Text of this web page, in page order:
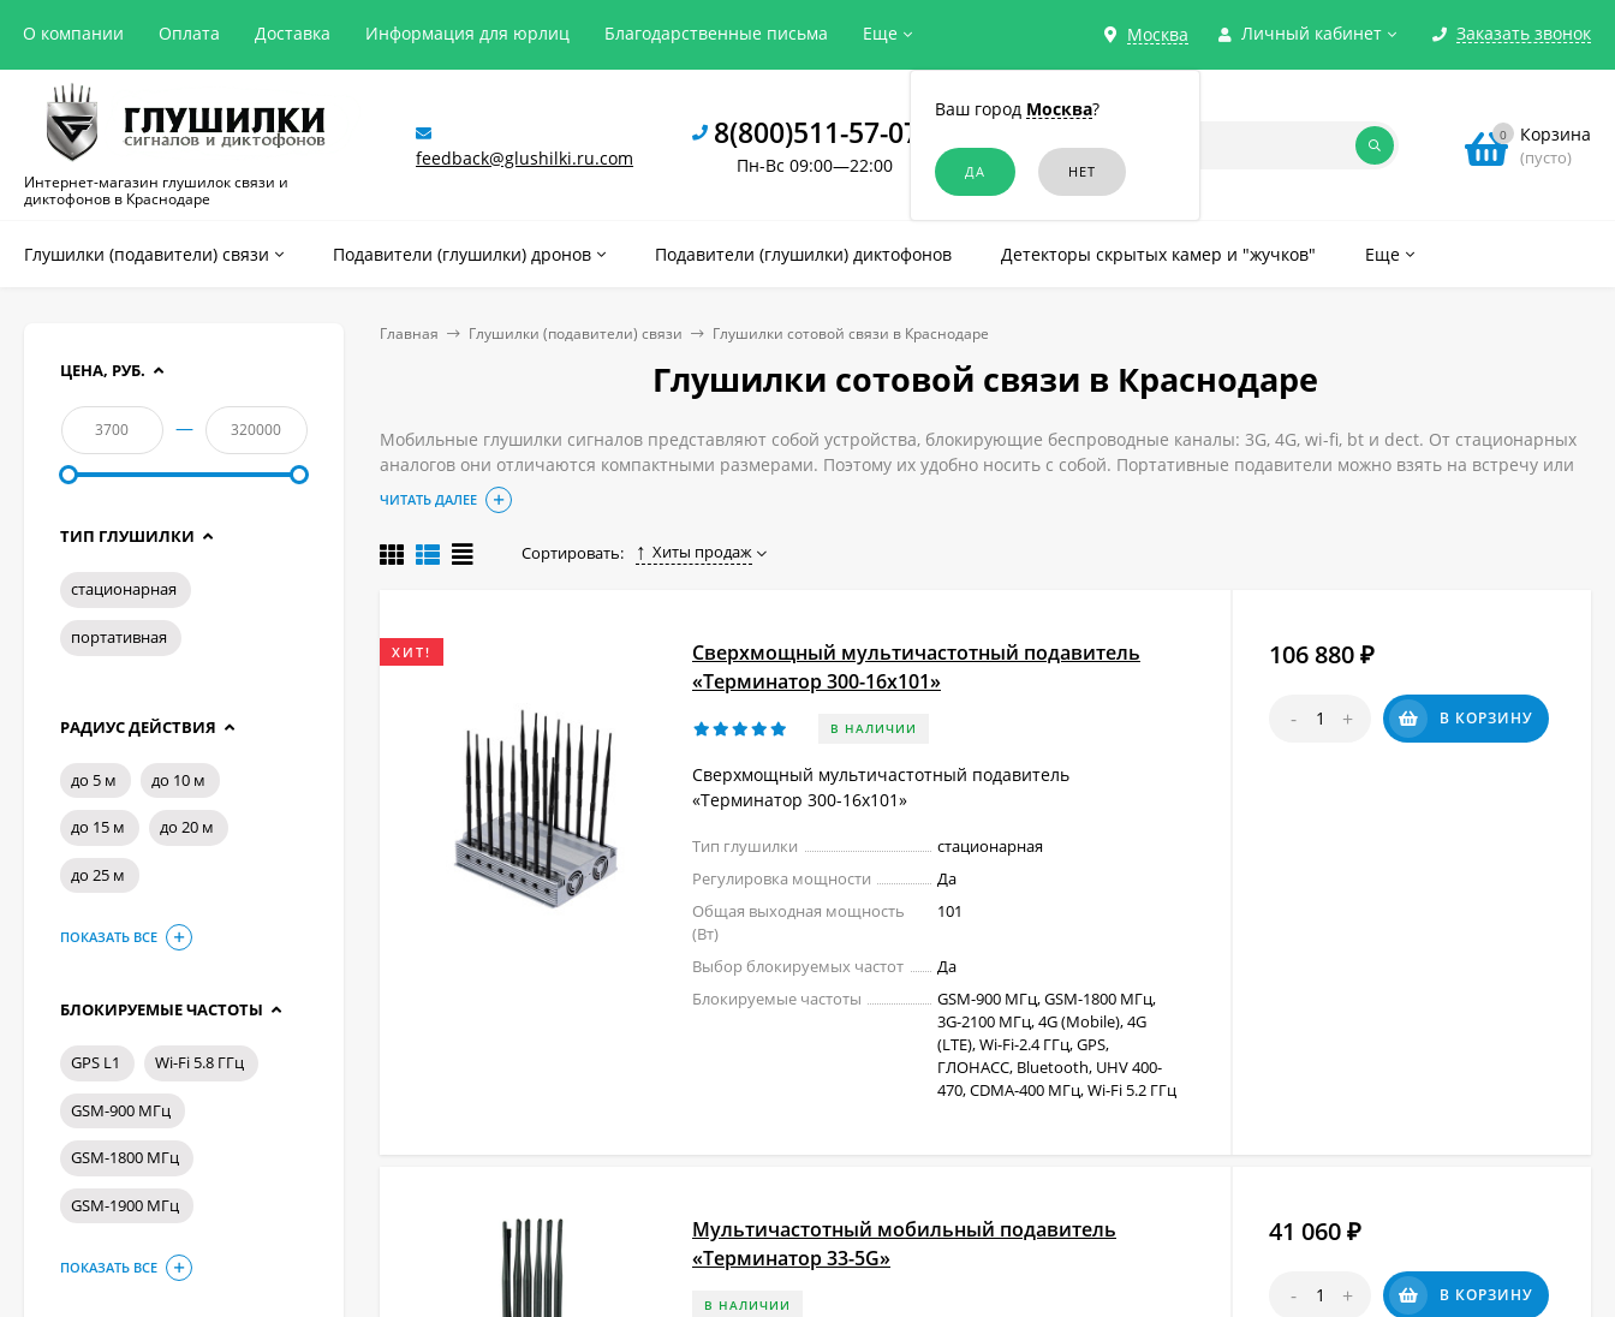
Москва
Ваш город Москва?
Личный кабинет Заказать звонок
О компании Оплата Доставка Информация для юрлиц Благодарственные письма Еще
Интернет-магазин глушилок связи и
диктофонов в Краснодаре
feedback@glushilki.ru.com
8(800)511-57-07
Пн-Вс 09:00—22:00
0 Корзина
(пусто)
Глушилки (подавители) связи Подавители (глушилки) дронов Подавители (глушилки) диктофонов Детекторы скрытых камер и "жучков" Еще
Главная Глушилки (подавители) связи Глушилки сотовой связи в Краснодаре
Глушилки сотовой связи в Краснодаре
Мобильные глушилки сигналов представляют собой устройства, блокирующие беспроводные каналы: 3G, 4G, wi-fi, bt и dect. От стационарных
аналогов они отличаются компактными размерами. Поэтому их удобно носить с собой. Портативные подавители можно взять на встречу или
другое мероприятие, требующее защиты от прослушивания.
Выгодно приобрести качественную и надежную глушилку сотовой связи в Краснодаре вы можете, сделав заказ на нашем сайте.
ЧИТАТЬ ДАЛЕЕ
Сортировать: Хиты продаж
ХИТ!
Сверхмощный мультичастотный подавитель
«Терминатор 300-16х101»
В НАЛИЧИИ
Сверхмощный мультичастотный подавитель
«Терминатор 300-16х101»
Тип глушилки
стационарная
Регулировка мощности
Да
Общая выходная мощность
(Вт)
101
Выбор блокируемых частот
Да
Блокируемые частоты
GSM-900 МГц, GSM-1800 МГц,
3G-2100 МГц, 4G (Mobile), 4G
(LTE), Wi-Fi-2.4 ГГц, GPS,
ГЛОНАСС, Bluetooth, UHV 400-
470, CDMA-400 МГц, Wi-Fi 5.2 ГГц
106 880 ₽
- + В КОРЗИНУ
Мультичастотный мобильный подавитель
«Терминатор 33-5G»
В НАЛИЧИИ
41 060 ₽
- + В КОРЗИНУ
ЦЕНА, РУБ.
—
ТИП ГЛУШИЛКИ
стационарная
портативная
РАДИУС ДЕЙСТВИЯ
до 5 м до 10 м
до 15 м до 20 м
до 25 м
ПОКАЗАТЬ ВСЕ
БЛОКИРУЕМЫЕ ЧАСТОТЫ
GPS L1 Wi-Fi 5.8 ГГц
GSM-900 МГц
GSM-1800 МГц
GSM-1900 МГц
ПОКАЗАТЬ ВСЕ